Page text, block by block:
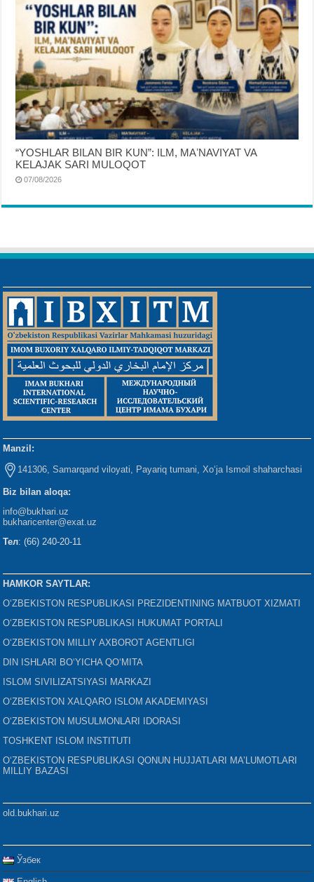
“YOSHLAR BILAN BIR KUN”: ILM, MAʼNAVIYAT VA
KELAJAK SARI MULOQOT
07/08/2026
Manzil:
141306, Samarqand viloyati, Payariq tumani, Xo‘ja Ismoil shaharchasi
Biz bilan aloqa:
info@bukhari.uz
bukharicenter@exat.uz
Тел: (66) 240-20-11
HAMKOR SAYTLAR:
O‘ZBEKISTON RESPUBLIKASI PREZIDENTINING MATBUOT XIZMATI
O‘ZBEKISTON RESPUBLIKASI HUKUMAT PORTALI
O‘ZBEKISTON MILLIY AXBOROT AGENTLIGI
DIN ISHLARI BO‘YICHA QO‘MITA
ISLOM SIVILIZATSIYASI MARKAZI
O‘ZBEKISTON XALQARO ISLOM AKADEMIYASI
O‘ZBEKISTON MUSULMONLARI IDORASI
TOSHKENT ISLOM INSTITUTI
O‘ZBEKISTON RESPUBLIKASI QONUN HUJJATLARI MA’LUMOTLARI
MILLIY BAZASI
old.bukhari.uz
Ўзбек